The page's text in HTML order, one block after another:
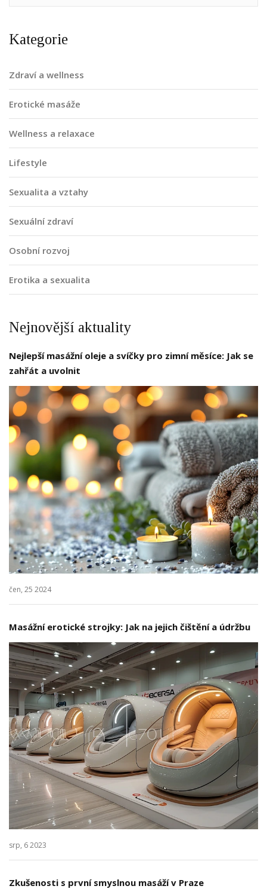
Kategorie
Zdraví a wellness
Erotické masáže
Wellness a relaxace
Lifestyle
Sexualita a vztahy
Sexuální zdraví
Osobní rozvoj
Erotika a sexualita
Nejnovější aktuality
Nejlepší masážní oleje a svíčky pro zimní měsíce: Jak se
zahřát a uvolnit
čen, 25 2024
Masážní erotické strojky: Jak na jejich čištění a údržbu
srp, 6 2023
Zkušenosti s první smyslnou masáží v Praze